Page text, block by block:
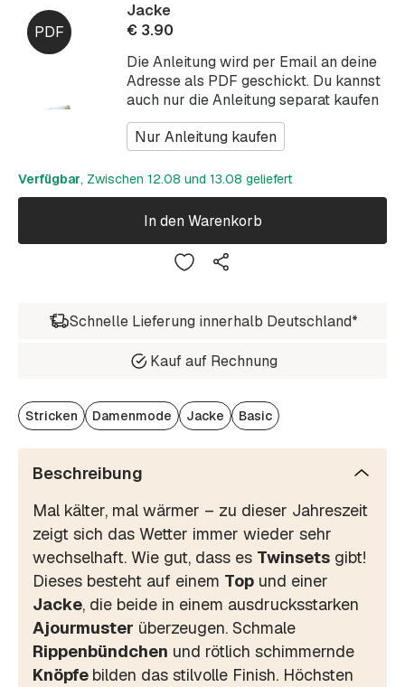
Die Anleitung wird per Email an deine
Adresse als PDF geschickt. Du kannst
auch nur die Anleitung separat kaufen
Nur Anleitung kaufen
Jacke
€ 3.90
Verfügbar, Zwischen 12.08 und 13.08 geliefert
In den Warenkorb
Schnelle Lieferung innerhalb Deutschland*
Kauf auf Rechnung
Stricken Damenmode Jacke Basic
Beschreibung
Mal kälter, mal wärmer – zu dieser Jahreszeit
zeigt sich das Wetter immer wieder sehr
wechselhaft. Wie gut, dass es Twinsets gibt!
Dieses besteht auf einem Top und einer
Jacke, die beide in einem ausdrucksstarken
Ajourmuster überzeugen. Schmale
Rippenbündchen und rötlich schimmernde
Knöpfe bilden das stilvolle Finish. Höchsten